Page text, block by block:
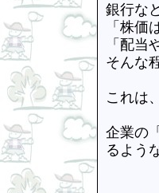
銀行な
「株価
「配当
そんな
これは
企業の
るよう